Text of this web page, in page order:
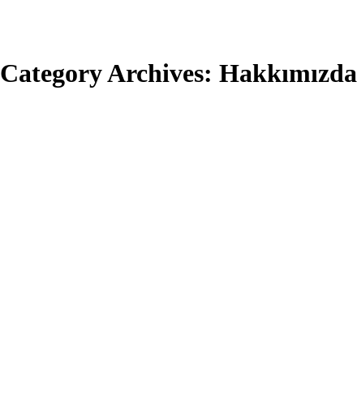
Category Archives: Hakkımızda